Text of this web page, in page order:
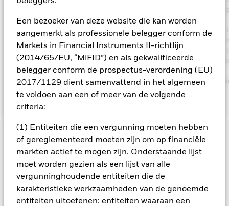
Een bezoeker van deze website die kan worden
aangemerkt als professionele belegger conform de
Markets in Financial Instruments II-richtlijn
(2014/65/EU, “MiFID”) en als gekwalificeerde
belegger conform de prospectus-verordening (EU)
2017/1129 dient samenvattend in het algemeen
te voldoen aan een of meer van de volgende
criteria:
(1) Entiteiten die een vergunning moeten hebben
of gereglementeerd moeten zijn om op financiële
markten actief te mogen zijn. Onderstaande lijst
moet worden gezien als een lijst van alle
vergunninghoudende entiteiten die de
karakteristieke werkzaamheden van de genoemde
entiteiten uitoefenen: entiteiten waaraan een
die zijn gevestigd of voornamelijk economisch actief zijn in
term Europa omvat alle Europese landen inclusief het Verenigd
Koninkrijk, Oost-Europa en de landen van de voormalige Sovjet-
De totale activa van het Fonds worden belegd in
zijn ESG-beleid zoals uiteengezet in het prospectus. Raadpleeg
meer details over de ESG-kenmerken het prospectus en de
BlackRock op
https://www.blackrock.com/corporate/literature/publication/
baseline-screens-in-europe-middleeast-and-africa.pdf
BELANGRIJKE GEGEVENS: Kapitaalrisico.De waarde en
het rendement van beleggingen kunnen dalen en stijgen, en
zijn niet gegarandeerd. Beleggers verliezen mogelijk hun
oorspronkelijke inleg.
De waarde van aandelen en aandelengerelateerde effecten
kan worden beïnvloed door dagelijkse schommelingen op de